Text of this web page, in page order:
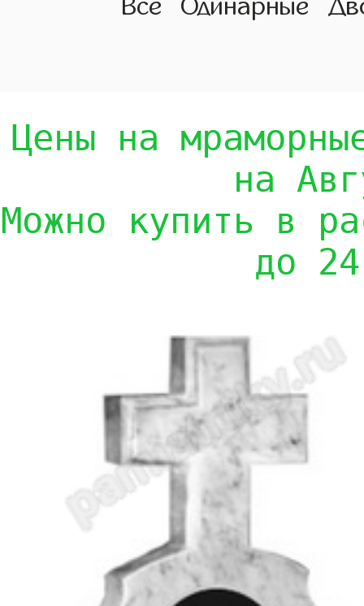
Все Одинарные
Цены на
на
Можно купить в
до